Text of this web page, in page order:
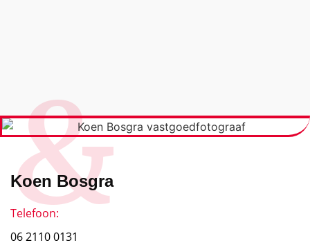
&
Koen Bosgra
Telefoon:
06 2110 0131